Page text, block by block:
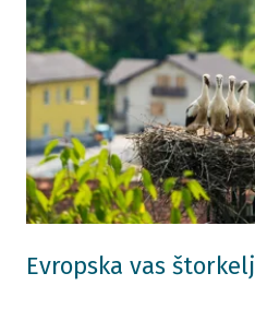
Evropska vas štorkelj